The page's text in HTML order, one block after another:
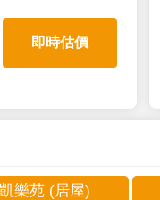
即時估價
凱樂苑 (居屋)